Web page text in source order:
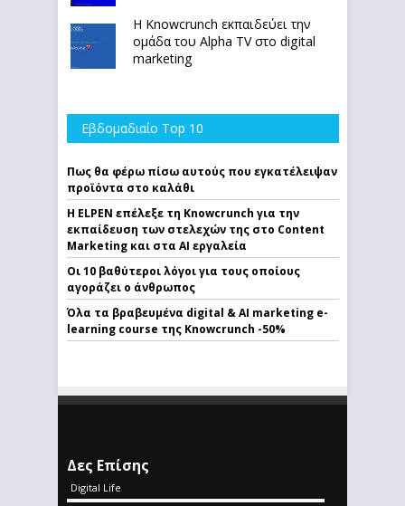
Η Knowcrunch εκπαιδεύει την
ομάδα του Alpha TV στο digital
marketing
Εβδομαδιαίο Top 10
Πως θα φέρω πίσω αυτούς που εγκατέλειψαν
προϊόντα στο καλάθι
Η ELPEN επέλεξε τη Knowcrunch για την
εκπαίδευση των στελεχών της στο Content
Marketing και στα AI εργαλεία
Οι 10 βαθύτεροι λόγοι για τους οποίους
αγοράζει ο άνθρωπος
Όλα τα βραβευμένα digital & AI marketing e-
learning course της Knowcrunch -50%
Δες Επίσης
Digital Life